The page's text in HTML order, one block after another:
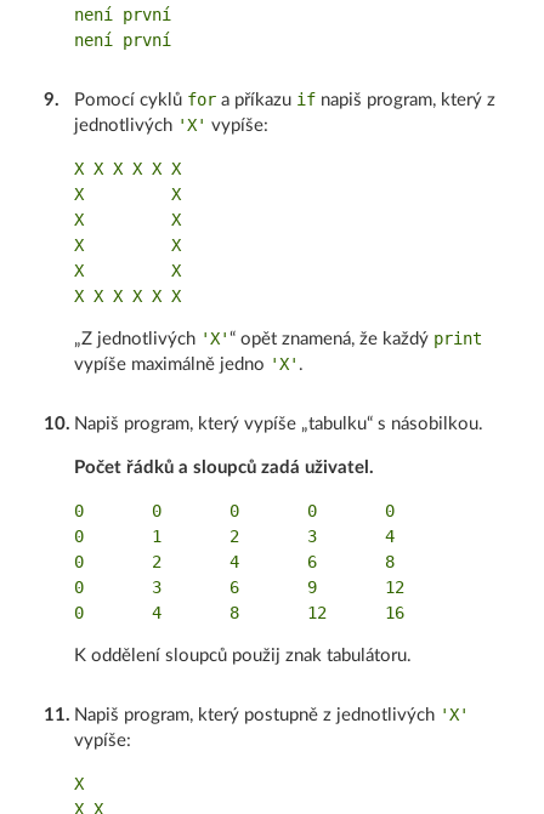
není první
9. Pomocí cyklů for a příkazu if napiš program, který z
jednotlivých 'X' vypíše:
X X X X X X
X         X
X         X
X         X
X         X
„Z jednotlivých 'X'“ opět znamená, že každý print
vypíše maximálně jedno 'X' .
10. Napiš program, který vypíše „tabulku“ s násobilkou.
Počet řádků a sloupců zadá uživatel.
0       0       0       0       0
0       1       2       3       4
0       2       4       6       8
0       3       6       9       12
K oddělení sloupců použij znak tabulátoru.
11. Napiš program, který postupně z jednotlivých 'X'
vypíše:
X
X X